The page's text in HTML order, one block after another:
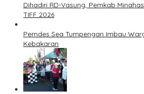
Dihadiri RD-Vasung, Pemkab
TIFF 2026
Pemdes Sea Tumpengan Imbau
Kebakaran